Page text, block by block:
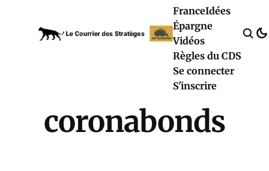
FranceIdées
Épargne
Vidéos
Règles du CDS
Se connecter
S'inscrire
coronabonds